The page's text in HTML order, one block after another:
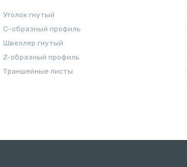
Уголок гнутый
С-образный профиль
Швеллер гнутый
Z-образный профиль
Траншейные листы